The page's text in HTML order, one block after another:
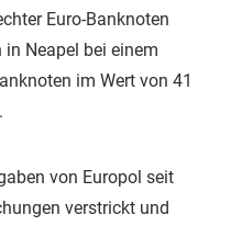
Euro-Banknoten
Neapel bei einem
im Wert von 41
von Europol seit
verstrickt und